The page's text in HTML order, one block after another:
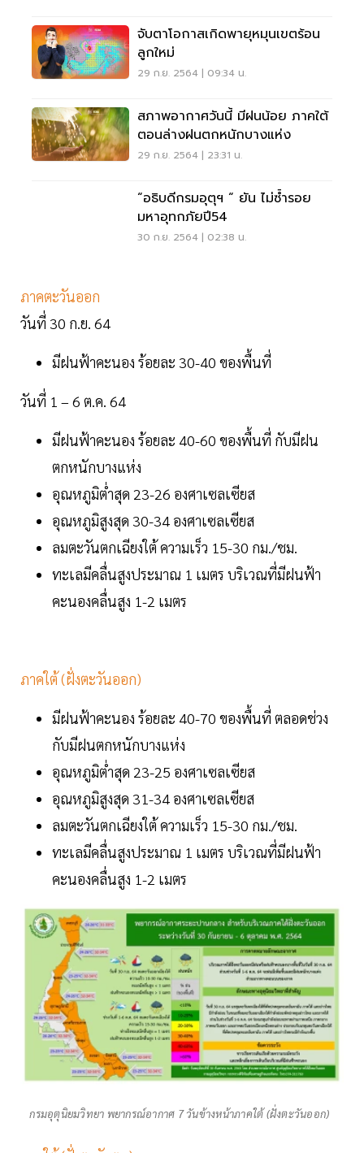
จับตาโอกาสเกิดพายุหมุนเขตร้อน
ลูกใหม่
29 ก.ย. 2564 | 09:34 น.
สภาพอากาศวันนี้ มีฝนน้อย ภาคใต้
ตอนล่างฝนตกหนักบางแห่ง
29 ก.ย. 2564 | 23:31 น.
“อธิบดีกรมอุตุฯ “ ยัน ไม่ซ้ำรอย
มหาอุทกภัยปี54
30 ก.ย. 2564 | 02:38 น.
ภาคตะวันออก
วันที่ 30 ก.ย. 64
มีฝนฟ้าคะนอง ร้อยละ 30-40 ของพื้นที่
วันที่ 1 – 6 ต.ค. 64
มีฝนฟ้าคะนอง ร้อยละ 40-60 ของพื้นที่ กับมีฝน
ตกหนักบางแห่ง
อุณหภูมิต่ำสุด 23-26 องศาเซลเซียส
อุณหภูมิสูงสุด 30-34 องศาเซลเซียส
ลมตะวันตกเฉียงใต้ ความเร็ว 15-30 กม./ชม.
ทะเลมีคลื่นสูงประมาณ 1 เมตร บริเวณที่มีฝนฟ้า
คะนองคลื่นสูง 1-2 เมตร
ภาคใต้ (ฝั่งตะวันออก)
มีฝนฟ้าคะนอง ร้อยละ 40-70 ของพื้นที่ ตลอดช่วง
กับมีฝนตกหนักบางแห่ง
อุณหภูมิต่ำสุด 23-25 องศาเซลเซียส
อุณหภูมิสูงสุด 31-34 องศาเซลเซียส
ลมตะวันตกเฉียงใต้ ความเร็ว 15-30 กม./ชม.
ทะเลมีคลื่นสูงประมาณ 1 เมตร บริเวณที่มีฝนฟ้า
คะนองคลื่นสูง 1-2 เมตร
กรมอุตุนิยมวิทยา พยากรณ์อากาศ 7 วันข้างหน้าภาคใต้ (ฝั่งตะวันออก)